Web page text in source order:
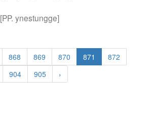
[PP. ynestungge]
868 869 870 871
872
904 905 ›